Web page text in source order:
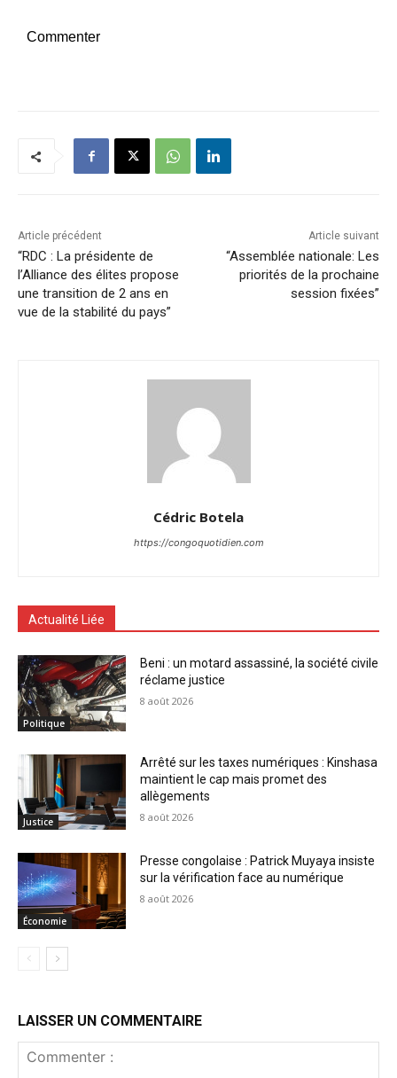
Commenter
Article précédent
“RDC : La présidente de
l’Alliance des élites propose
une transition de 2 ans en
vue de la stabilité du pays”
Article suivant
“Assemblée nationale: Les
priorités de la prochaine
session fixées”
Cédric Botela
https://congoquotidien.com
Actualité Liée
Politique
Beni : un motard assassiné, la société civile
réclame justice
8 août 2026
Justice
Arrêté sur les taxes numériques : Kinshasa
maintient le cap mais promet des
allègements
8 août 2026
Économie
Presse congolaise : Patrick Muyaya insiste
sur la vérification face au numérique
8 août 2026
LAISSER UN COMMENTAIRE